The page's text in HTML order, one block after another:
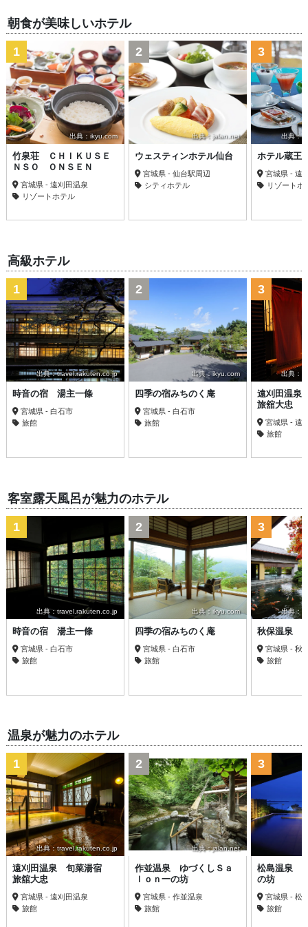
朝食が美味しいホテル
出典：ikyu.com
1
竹泉荘 ＣＨＩＫＵＳＥ
ＮＳＯ ＯＮＳＥＮ
宮城県 - 遠刈田温泉
リゾートホテル
出典：jalan.net
2
ウェスティンホテル仙台
宮城県 - 仙台駅周辺
シティホテル
出典：
3
ホテル蔵王
宮城県 - 遠
リゾートホ
高級ホテル
出典：travel.rakuten.co.jp
1
時音の宿 湯主一條
宮城県 - 白石市
旅館
出典：ikyu.com
2
四季の宿みちのく庵
宮城県 - 白石市
旅館
出典：
3
遠刈田温
旅舘大忠
宮城県 - 遠
旅館
客室露天風呂が魅力のホテル
出典：travel.rakuten.co.jp
1
時音の宿 湯主一條
宮城県 - 白石市
旅館
出典：ikyu.com
2
四季の宿みちのく庵
宮城県 - 白石市
旅館
出典：
3
秋保温泉
宮城県 - 秋
旅館
温泉が魅力のホテル
出典：travel.rakuten.co.jp
1
遠刈田温泉 旬菜湯宿
旅舘大忠
宮城県 - 遠刈田温泉
旅館
出典：jalan.net
2
作並温泉 ゆづくしＳａ
ｌｏｎ一の坊
宮城県 - 作並温泉
旅館
3
松島温泉
の坊
宮城県 - 松
旅館